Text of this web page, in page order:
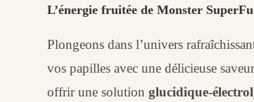
L’énergie fruitée de Monster
Plongeons dans l’univers
vos papilles avec une délicieuse
offrir une solutionglucidique-